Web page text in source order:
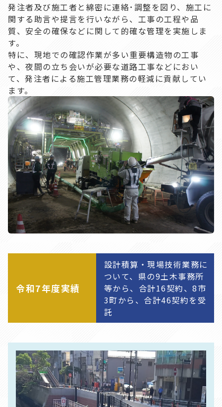
発注者及び施工者と綿密に連絡･調整を図り、施工に
関する助言や提言を行いながら、工事の工程や品
質、安全の確保などに関して的確な管理を実施しま
す。
特に、現地での確認作業が多い重要構造物の工事
や、夜間の立ち会いが必要な道路工事などにおい
て、発注者による施工管理業務の軽減に貢献してい
ます。
令和7年度実績
設計積算・現場技術業務に
ついて、県の9土木事務所
等から、合計16契約、8市
3町から、合計46契約を受
託